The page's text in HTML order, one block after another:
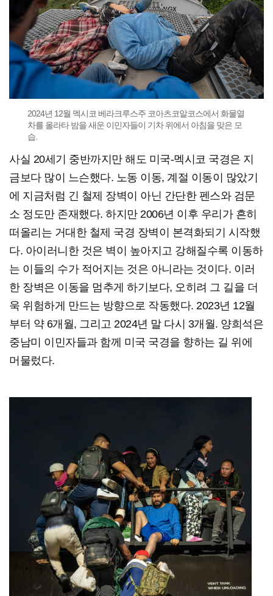
2024년 12월 멕시코 베라크루스주 코아츠코알코스에서 화물열
차를 올라타 밤을 새운 이민자들이 기차 위에서 아침을 맞은 모
습.
사실 20세기 중반까지만 해도 미국-멕시코 국경은 지
금보다 많이 느슨했다. 노동 이동, 계절 이동이 많았기
에 지금처럼 긴 철제 장벽이 아닌 간단한 펜스와 검문
소 정도만 존재했다. 하지만 2006년 이후 우리가 흔히
떠올리는 거대한 철제 국경 장벽이 본격화되기 시작했
다. 아이러니한 것은 벽이 높아지고 강해질수록 이동하
는 이들의 수가 적어지는 것은 아니라는 것이다. 이러
한 장벽은 이동을 멈추게 하기보다, 오히려 그 길을 더
욱 위험하게 만드는 방향으로 작동했다. 2023년 12월
부터 약 6개월, 그리고 2024년 말 다시 3개월. 양희석은
중남미 이민자들과 함께 미국 국경을 향하는 길 위에
머물렀다.